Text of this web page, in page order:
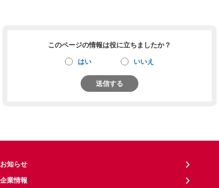
このページの情報は役に立ちましたか？
はい いいえ
送信する
お知らせ
企業情報